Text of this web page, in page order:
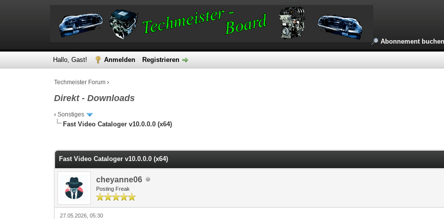
Abonnement buchen
Hallo, Gast! Anmelden Registrieren
Techmeister Forum ›
Direkt - Downloads
›Sonstiges
Fast Video Cataloger v10.0.0.0 (x64)
Fast Video Cataloger v10.0.0.0 (x64)
cheyanne06
Posting Freak
27.05.2026, 05:30